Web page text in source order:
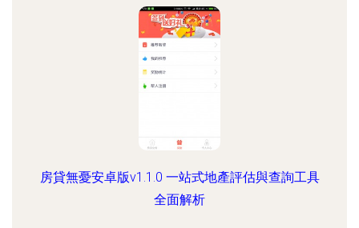
房貸無憂安卓版v1.1.0 一站式地產評估與查詢工具
全面解析